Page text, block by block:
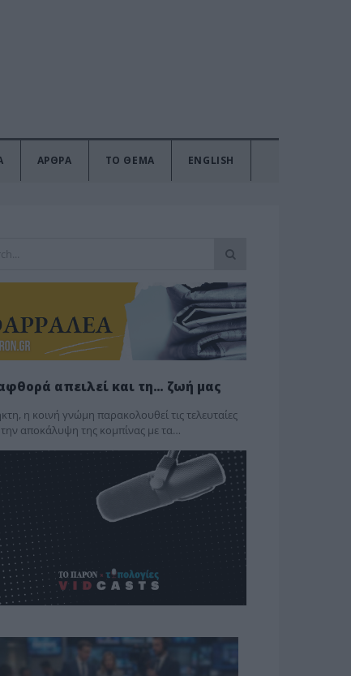
ΑΡΘΡΑ ΤΟ ΘΕΜΑ ENGLISH
απειλεί και τη… ζωή μας
η κοινή γνώμη παρακολουθεί τις τελευταίες
την αποκάλυψη της κο­μπίνας με τα…